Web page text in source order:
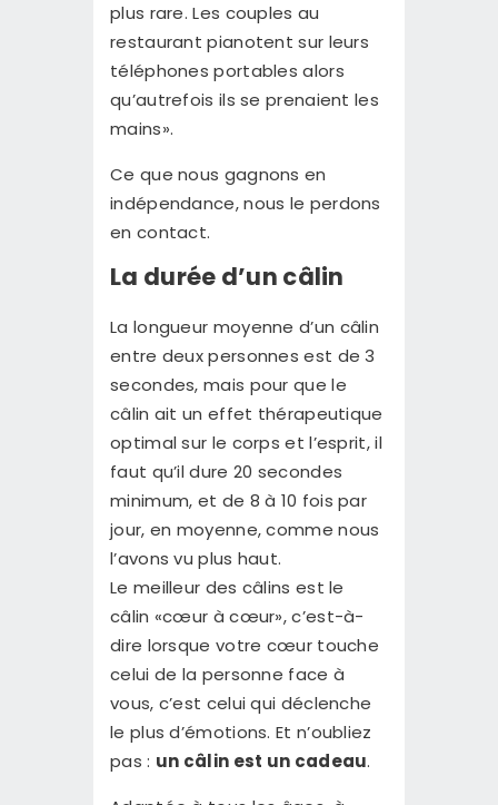
plus rare. Les couples au
restaurant pianotent sur leurs
téléphones portables alors
qu’autrefois ils se prenaient les
mains».
Ce que nous gagnons en
indépendance, nous le perdons
en contact.
La durée d’un câlin
La longueur moyenne d’un câlin
entre deux personnes est de 3
secondes, mais pour que le
câlin ait un effet thérapeutique
optimal sur le corps et l’esprit, il
faut qu’il dure 20 secondes
minimum, et de 8 à 10 fois par
jour, en moyenne, comme nous
l’avons vu plus haut.
Le meilleur des câlins est le
câlin «cœur à cœur», c’est-à-
dire lorsque votre cœur touche
celui de la personne face à
vous, c’est celui qui déclenche
le plus d’émotions. Et n’oubliez
pas : un câlin est un cadeau.